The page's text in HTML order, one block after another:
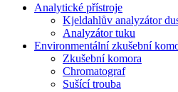
Analytické přístroje
Kjeldahlův analyzátor
Analyzátor tuku
Environmentální zkušební
Zkušební komora
Chromatograf
Sušící trouba